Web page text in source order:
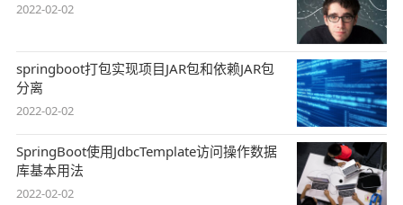
2022-02-02
springboot打包实现项目JAR包和依赖JAR包
分离
2022-02-02
SpringBoot使用JdbcTemplate访问操作数据
库基本用法
2022-02-02